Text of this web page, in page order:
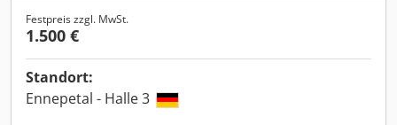
Festpreis zzgl. MwSt.
1.500 €
Standort:
Ennepetal - Halle 3